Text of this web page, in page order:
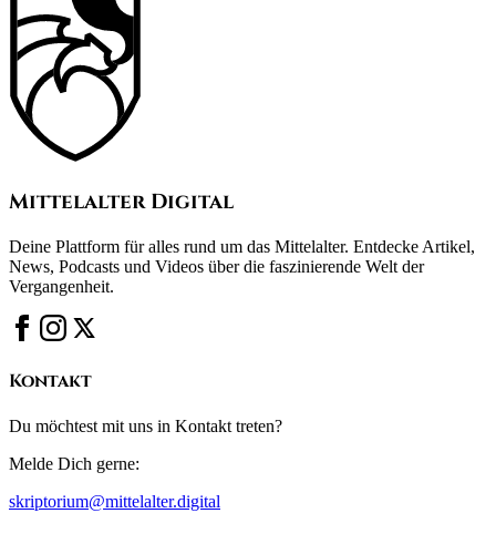
Mittelalter Digital
Deine Plattform für alles rund um das Mittelalter. Entdecke Artikel,
News, Podcasts und Videos über die faszinierende Welt der
Vergangenheit.
Kontakt
Du möchtest mit uns in Kontakt treten?
Melde Dich gerne:
skriptorium@mittelalter.digital